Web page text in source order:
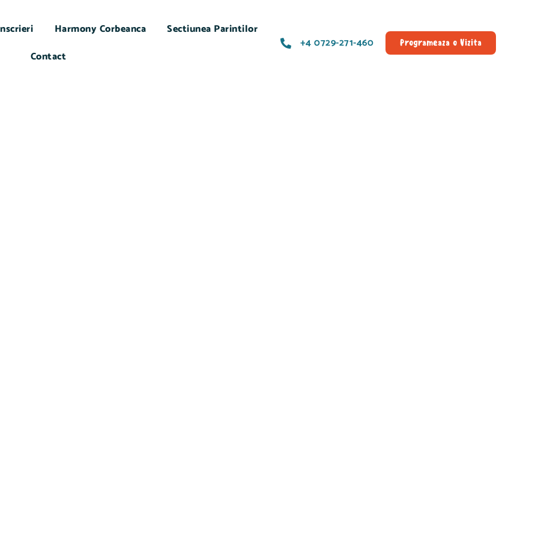
Harmony Corbeanca
Sectiunea Parintilor
Contact
+4 0729-271-460 Programeaza o Vizita